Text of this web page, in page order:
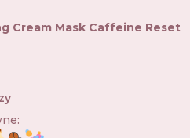
Cream Mask Caffeine Reset
: